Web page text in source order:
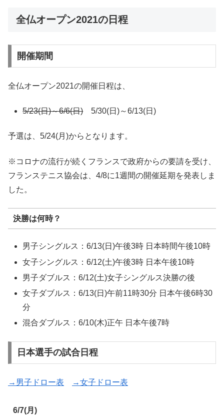
全仏オープン2021の日程
開催期間
全仏オープン2021の開催日程は、
5/23(日)～6/6(日)5/30(日)～6/13(日)
予選は、5/24(月)からとなります。
※コロナの流行が続くフランスで政府からの要請を受け、
フランステニス協会は、4/8に1週間の開催延期を発表しま
した。
決勝は何時？
男子シングルス：6/13(日)午後3時 日本時間午後10時
女子シングルス：6/12(土)午後3時 日本午後10時
男子ダブルス：6/12(土)女子シングルス決勝の後
女子ダブルス：6/13(日)午前11時30分 日本午後6時30
分
混合ダブルス：6/10(木)正午 日本午後7時
日本選手の試合日程
→男子ドロー表 →女子ドロー表
6/7(月)